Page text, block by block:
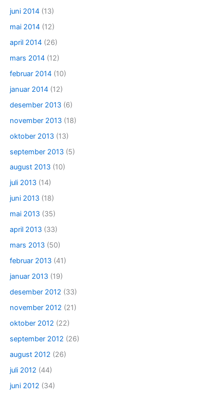
juni 2014 (13)
mai 2014 (12)
april 2014 (26)
mars 2014 (12)
februar 2014 (10)
januar 2014 (12)
desember 2013 (6)
november 2013 (18)
oktober 2013 (13)
september 2013 (5)
august 2013 (10)
juli 2013 (14)
juni 2013 (18)
mai 2013 (35)
april 2013 (33)
mars 2013 (50)
februar 2013 (41)
januar 2013 (19)
desember 2012 (33)
november 2012 (21)
oktober 2012 (22)
september 2012 (26)
august 2012 (26)
juli 2012 (44)
juni 2012 (34)